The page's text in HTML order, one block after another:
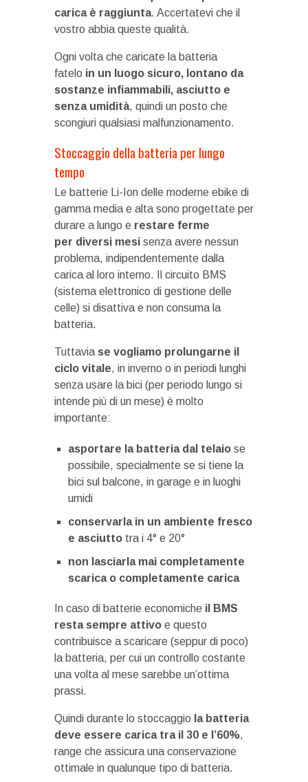
carica è raggiunta. Accertatevi che il
vostro abbia queste qualità.
Ogni volta che caricate la batteria
fatelo in un luogo sicuro, lontano da
sostanze infiammabili, asciutto e
senza umidità, quindi un posto che
scongiuri qualsiasi malfunzionamento.
Stoccaggio della batteria per lungo
tempo
Le batterie Li-Ion delle moderne ebike di
gamma media e alta sono progettate per
durare a lungo e restare ferme
per diversi mesi senza avere nessun
problema, indipendentemente dalla
carica al loro interno. Il circuito BMS
(sistema elettronico di gestione delle
celle) si disattiva e non consuma la
batteria.
Tuttavia se vogliamo prolungarne il
ciclo vitale, in inverno o in periodi lunghi
senza usare la bici (per periodo lungo si
intende più di un mese) è molto
importante:
asportare la batteria dal telaio se
possibile, specialmente se si tiene la
bici sul balcone, in garage e in luoghi
umidi
conservarla in un ambiente fresco
e asciutto tra i 4° e 20°
non lasciarla mai completamente
scarica o completamente carica
In caso di batterie economiche il BMS
resta sempre attivo e questo
contribuisce a scaricare (seppur di poco)
la batteria, per cui un controllo costante
una volta al mese sarebbe un’ottima
prassi.
Quindi durante lo stoccaggio la batteria
deve essere carica tra il 30 e l’60%,
range che assicura una conservazione
ottimale in qualunque tipo di batteria.